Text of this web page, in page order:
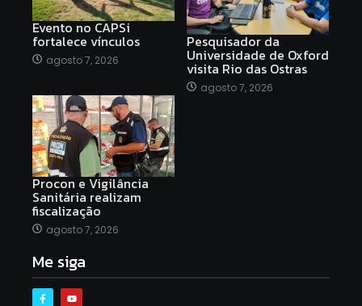
Evento no CAPSi
fortalece vínculos
agosto 7, 2026
Pesquisador da
Universidade de Oxford
visita Rio das Ostras
agosto 7, 2026
Procon e Vigilância
Sanitária realizam
fiscalização
agosto 7, 2026
Me siga